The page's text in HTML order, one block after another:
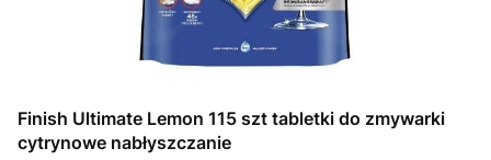
Finish Ultimate Lemon 115 szt tabletki do zmywarki
cytrynowe nabłyszczanie